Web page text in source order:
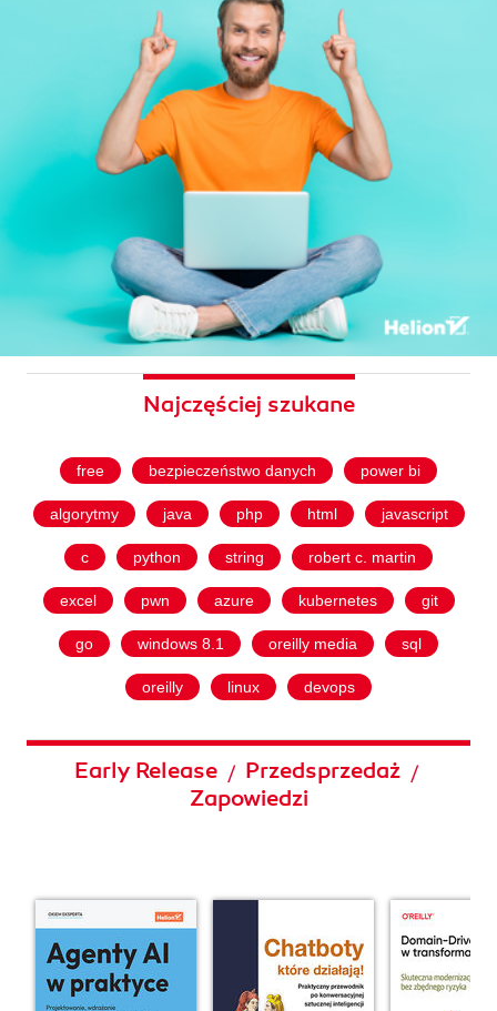
Najczęściej szukane
free bezpieczeństwo danych power bi
algorytmy java php html javascript
c python string robert c. martin
excel pwn azure kubernetes git
go windows 8.1 oreilly media sql
oreilly linux devops
Early Release / Przedsprzedaż /
Zapowiedzi